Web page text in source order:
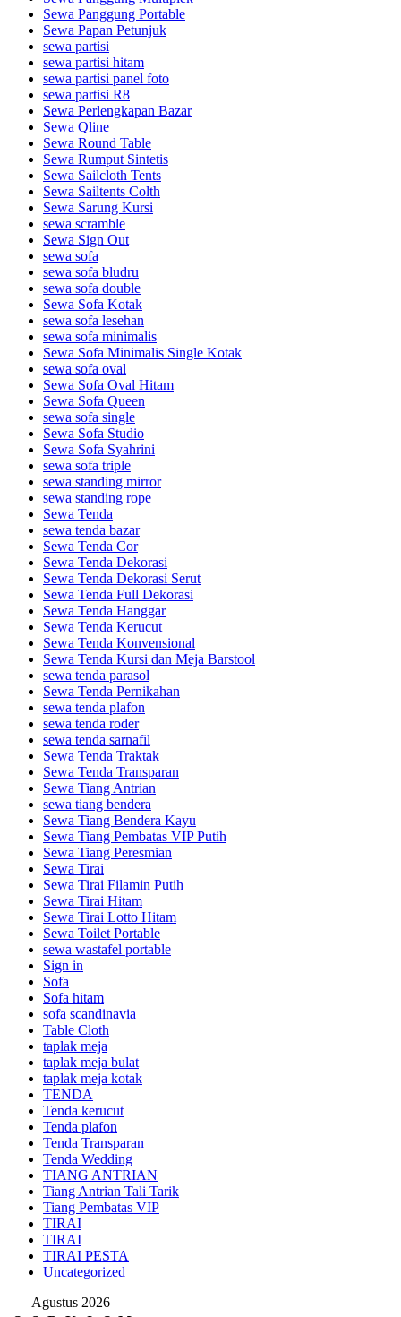
Sewa Panggung Portable
Sewa Papan Petunjuk
sewa partisi
sewa partisi hitam
sewa partisi panel foto
sewa partisi R8
Sewa Perlengkapan Bazar
Sewa Qline
Sewa Round Table
Sewa Rumput Sintetis
Sewa Sailcloth Tents
Sewa Sailtents Colth
Sewa Sarung Kursi
sewa scramble
Sewa Sign Out
sewa sofa
sewa sofa bludru
sewa sofa double
Sewa Sofa Kotak
sewa sofa lesehan
sewa sofa minimalis
Sewa Sofa Minimalis Single Kotak
sewa sofa oval
Sewa Sofa Oval Hitam
Sewa Sofa Queen
sewa sofa single
Sewa Sofa Studio
Sewa Sofa Syahrini
sewa sofa triple
sewa standing mirror
sewa standing rope
Sewa Tenda
sewa tenda bazar
Sewa Tenda Cor
Sewa Tenda Dekorasi
Sewa Tenda Dekorasi Serut
Sewa Tenda Full Dekorasi
Sewa Tenda Hanggar
Sewa Tenda Kerucut
Sewa Tenda Konvensional
Sewa Tenda Kursi dan Meja Barstool
sewa tenda parasol
Sewa Tenda Pernikahan
sewa tenda plafon
sewa tenda roder
sewa tenda sarnafil
Sewa Tenda Traktak
Sewa Tenda Transparan
Sewa Tiang Antrian
sewa tiang bendera
Sewa Tiang Bendera Kayu
Sewa Tiang Pembatas VIP Putih
Sewa Tiang Peresmian
Sewa Tirai
Sewa Tirai Filamin Putih
Sewa Tirai Hitam
Sewa Tirai Lotto Hitam
Sewa Toilet Portable
sewa wastafel portable
Sign in
Sofa
Sofa hitam
sofa scandinavia
Table Cloth
taplak meja
taplak meja bulat
taplak meja kotak
TENDA
Tenda kerucut
Tenda plafon
Tenda Transparan
Tenda Wedding
TIANG ANTRIAN
Tiang Antrian Tali Tarik
Tiang Pembatas VIP
TIRAI
TIRAI
TIRAI PESTA
Uncategorized
Agustus 2026